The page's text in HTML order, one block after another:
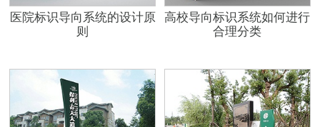
医院标识导向系统的设计原
则
高校导向标识系统如何进行
合理分类